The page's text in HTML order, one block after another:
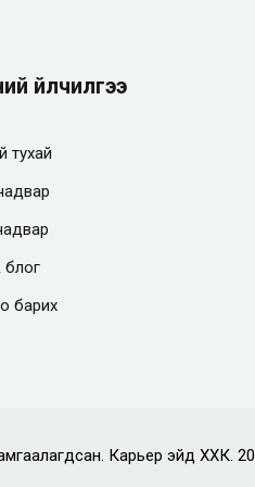
үйлчилгээ
тухай
& блог
барих
Карьер эйд ХХК.